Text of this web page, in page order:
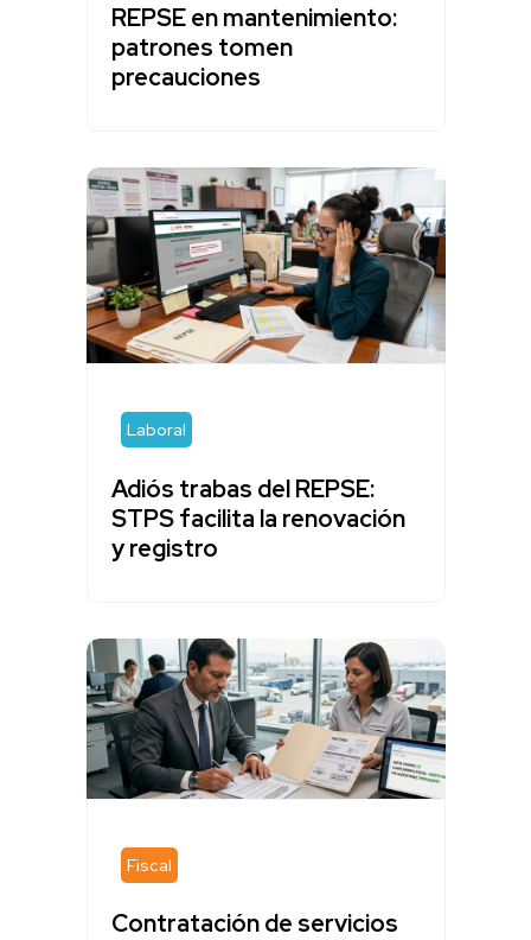
REPSE en mantenimiento:
patrones tomen
precauciones
Laboral
Adiós trabas del REPSE:
STPS facilita la renovación
y registro
Fiscal
Contratación de servicios